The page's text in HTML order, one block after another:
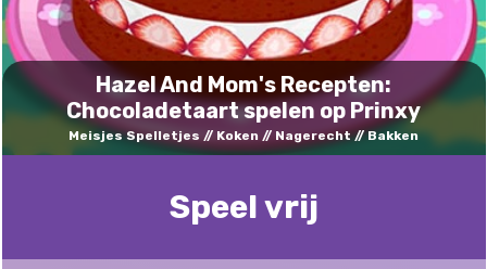
Hazel And Mom's Recepten:
Chocoladetaart spelen op Prinxy
Meisjes Spelletjes Koken Nagerecht Bakken
Speel vrij